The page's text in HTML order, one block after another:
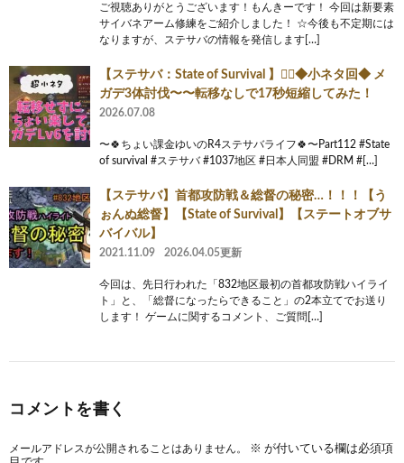
ご視聴ありがとうございます！もんきーです！ 今回は新要素
サイバネアーム修練をご紹介しました！ ☆今後も不定期には
なりますが、ステサバの情報を発信します[…]
【ステサバ：State of Survival 】🏃‍♂️◆小ネタ回◆ メ
ガデ3体討伐〜〜転移なしで17秒短縮してみた！
2026.07.08
〜🍀ちょい課金ゆいのR4ステサバライフ🍀〜Part112 #State
of survival #ステサバ #1037地区 #日本人同盟 #DRM #[…]
【ステサバ】首都攻防戦＆総督の秘密…！！！【う
ぉんぬ総督】【State of Survival】【ステートオブサ
バイバル】
2021.11.09 2026.04.05更新
今回は、先日行われた「832地区最初の首都攻防戦ハイライ
ト」と、「総督になったらできること」の2本立てでお送り
します！ ゲームに関するコメント、ご質問[…]
コメントを書く
メールアドレスが公開されることはありません。 ※ が付いている欄は必須項